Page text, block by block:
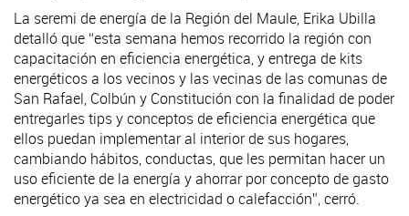
La seremi de energía de la Región del Maule, Erika Ubilla
detalló que “esta semana hemos recorrido la región con
capacitación en eficiencia energética, y entrega de kits
energéticos a los vecinos y las vecinas de las comunas de
San Rafael, Colbún y Constitución con la finalidad de poder
entregarles tips y conceptos de eficiencia energética que
ellos puedan implementar al interior de sus hogares,
cambiando hábitos, conductas, que les permitan hacer un
uso eficiente de la energía y ahorrar por concepto de gasto
energético ya sea en electricidad o calefacción”, cerró.